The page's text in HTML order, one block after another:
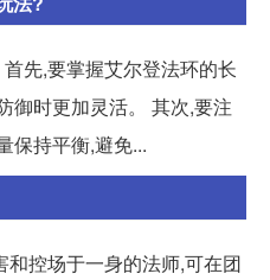
先,要掌握艾尔登法环的长
御时更加灵活。 其次,要注
保持平衡,避免...
控场于一身的法师,可在团